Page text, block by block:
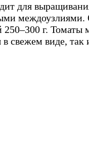
для
г. Томаты
свежем виде, так